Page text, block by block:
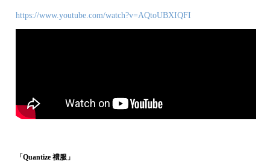
https://www.youtube.com/watch?v=AQtoUBXIQFI
「Quantize 禮服」